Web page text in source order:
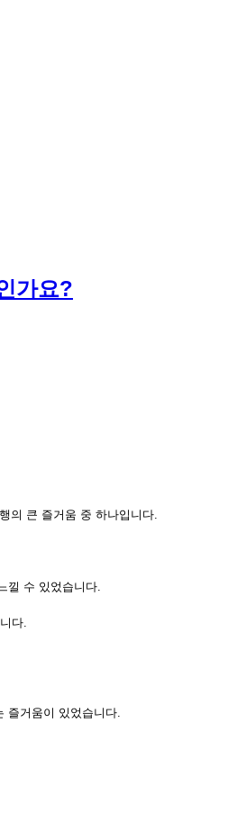
가요?
의 큰 즐거움 중 하나입니다.
낄 수 있었습니다.
다.
즐거움이 있었습니다.